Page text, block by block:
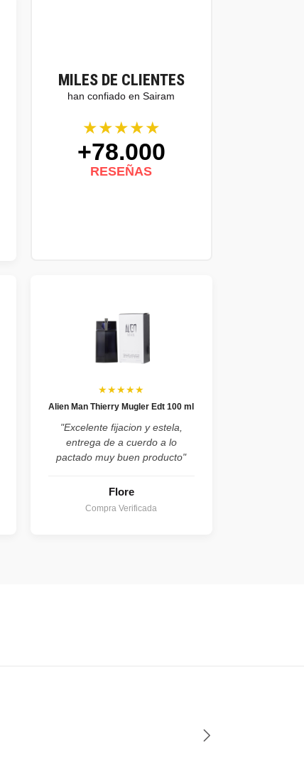
MILES DE CLIENTES
han confiado en Sairam
★★★★★
+78.000
RESEÑAS
★★★★★
Alien Man Thierry Mugler Edt 100 ml
"Excelente fijacion y estela,
entrega de a cuerdo a lo
pactado muy buen producto"
Flore
Compra Verificada